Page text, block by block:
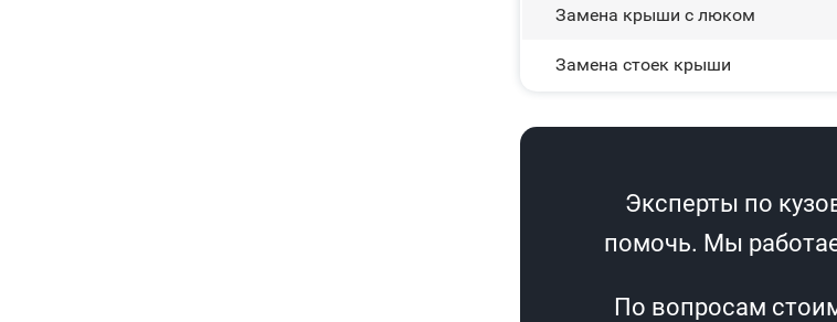
Замена крыши с люком
Замена стоек крыши
Эксперты по
помочь. Мы
По вопросам